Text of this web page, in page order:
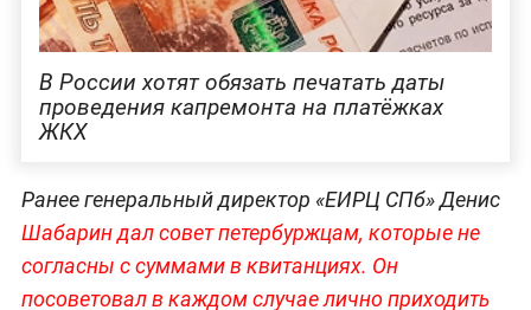
В России хотят обязать печатать даты
проведения капремонта на платёжках
ЖКХ
Ранее генеральный директор «ЕИРЦ СПб» Денис
Шабарин дал совет петербуржцам, которые не
согласны с суммами в квитанциях. Он
посоветовал в каждом случае лично приходить